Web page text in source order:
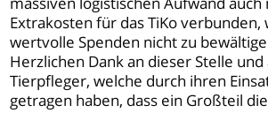
Extrakosten für das TiKo verbunden,
wertvolle Spenden nicht zu
Herzlichen Dank an dieser Stelle und
Tierpfleger, welche durch ihren
getragen haben, dass ein Großteil